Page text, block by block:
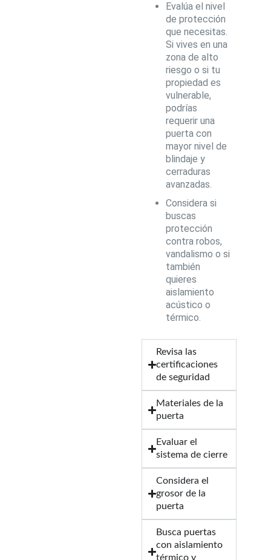
Evalúa el nivel
de protección
que necesitas.
Si vives en una
zona de alto
riesgo o si tu
propiedad es
vulnerable,
podrías
requerir una
puerta con
mayor nivel de
blindaje y
cerraduras
avanzadas.
Considera si
buscas
protección
contra robos,
vandalismo o si
también
quieres
aislamiento
acústico o
térmico.
Revisa las
certificaciones
de seguridad
Materiales de la
puerta
Evaluar el
sistema de cierre
Considera el
grosor de la
puerta
Busca puertas
con aislamiento
térmico y